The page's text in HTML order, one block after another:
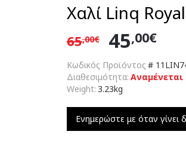
Χαλί Linq
Κωδικός Προϊόντος #
Διαθεσιμότητα: Αναμένεται
Weight: 3.23kg
45,00€
65,00€
Ενημερώστε με όταν γίνει